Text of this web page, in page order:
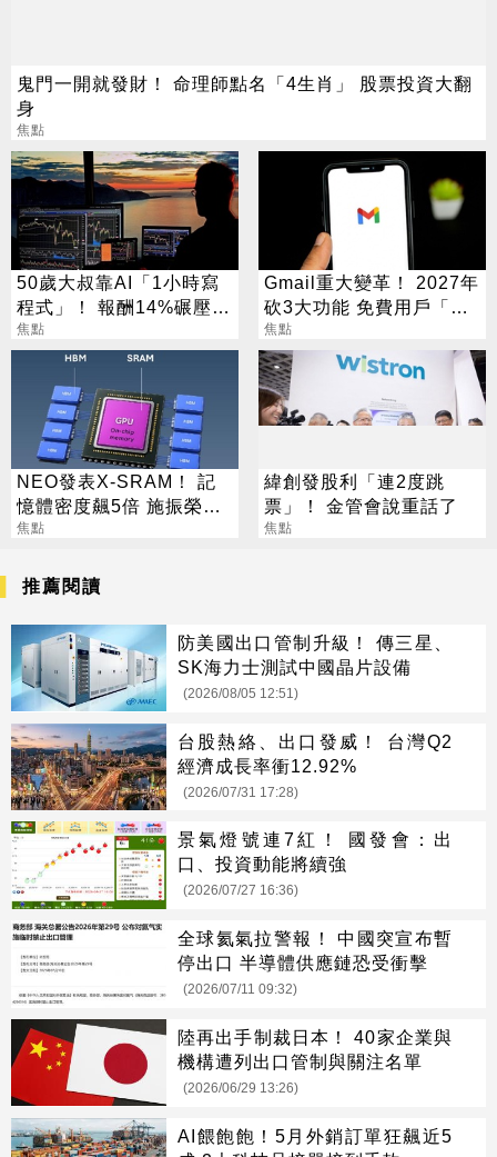
鬼門一開就發財！ 命理師點名「4生肖」 股票投資大翻
身
焦點
50歲大叔靠AI「1小時寫
程式」！ 報酬14%碾壓標
普 直接辭職去炒股
焦點
Gmail重大變革！ 2027年
砍3大功能 免費用戶「這
好康」不能用了
焦點
NEO發表X-SRAM！ 記
憶體密度飆5倍 施振榮：
半導體迎新革命
焦點
緯創發股利「連2度跳
票」！ 金管會說重話了
焦點
推薦閱讀
防美國出口管制升級！ 傳三星、
SK海力士測試中國晶片設備
(2026/08/05 12:51)
台股熱絡、出口發威！ 台灣Q2
經濟成長率衝12.92%
(2026/07/31 17:28)
景氣燈號連7紅！ 國發會：出
口、投資動能將續強
(2026/07/27 16:36)
全球氦氣拉警報！ 中國突宣布暫
停出口 半導體供應鏈恐受衝擊
(2026/07/11 09:32)
陸再出手制裁日本！ 40家企業與
機構遭列出口管制與關注名單
(2026/06/29 13:26)
AI餵飽飽！5月外銷訂單狂飆近5